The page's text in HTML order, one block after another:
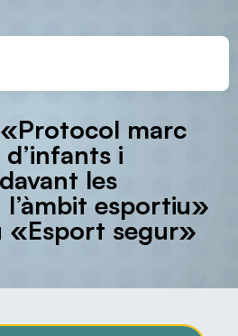
marc
i
les
l’àmbit esportiu»
«Esport segur»